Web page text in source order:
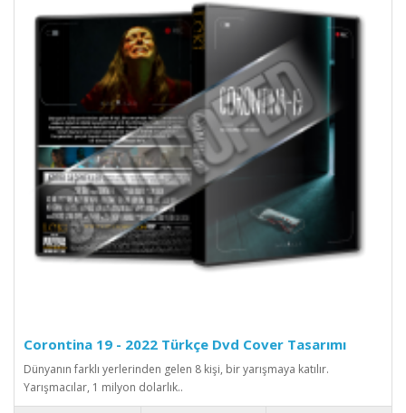
Corontina 19 - 2022 Türkçe Dvd Cover Tasarımı
Dünyanın farklı yerlerinden gelen 8 kişi, bir yarışmaya katılır.
Yarışmacılar, 1 milyon dolarlık..